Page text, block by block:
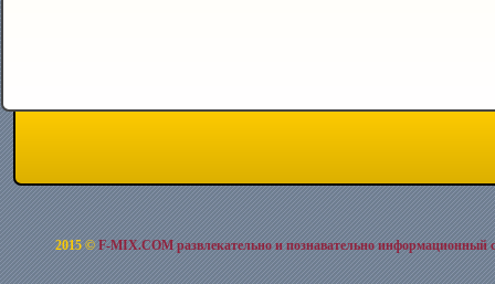
2015 ©F-MIX.COM развлекательно и познавательно информационный